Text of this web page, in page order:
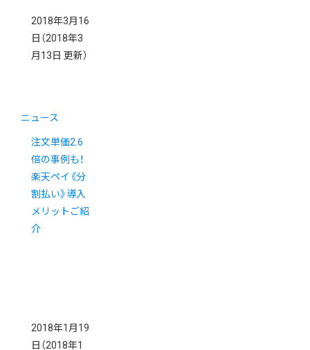
2018年3月16
日 （2018年3
月13日 更新）
ニュース
注文単価2.6
倍の事例も！
楽天ペイ《分
割払い》導入
メリットご紹
介
2018年1月19
日 （2018年1